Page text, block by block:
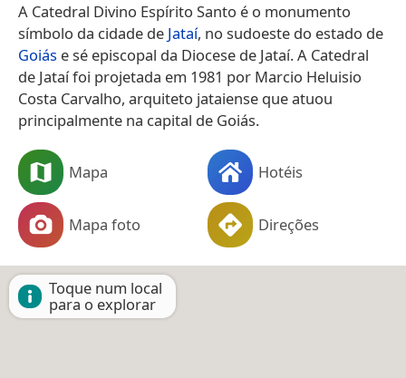
A Catedral Divino Espírito Santo é o monumento
símbolo da cidade de Jataí, no sudoeste do estado de
Goiás e sé episcopal da Diocese de Jataí. A Catedral
de Jataí foi projetada em 1981 por Marcio Heluisio
Costa Carvalho, arquiteto jataiense que atuou
principalmente na capital de Goiás.
Mapa Hotéis
Mapa foto Direções
Toque num local
para o explorar